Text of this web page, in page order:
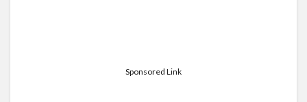
Sponsored Link